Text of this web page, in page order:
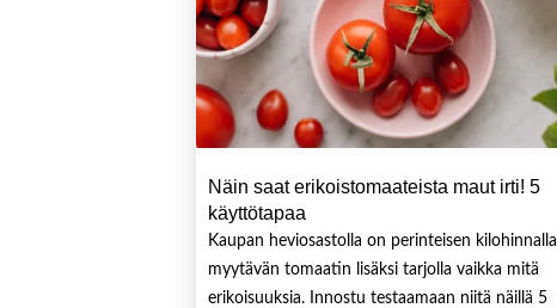
Näin saat erikoistomaateista maut irti! 5
käyttötapaa
Kaupan heviosastolla on perinteisen kilohinnalla
myytävän tomaatin lisäksi tarjolla vaikka mitä
erikoisuuksia. Innostu testaamaan niitä näillä 5